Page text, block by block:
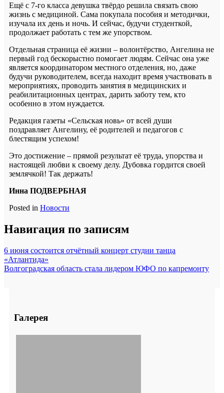
Ещё с 7-го класса девушка твёрдо решила связать свою
жизнь с медициной. Сама покупала пособия и методички,
изучала их день и ночь. И сейчас, будучи студенткой,
продолжает работать с тем же упорством.
Отдельная страница её жизни – волонтёрство, Ангелина не
первый год бескорыстно помогает людям. Сейчас она уже
является координатором местного отделения, но, даже
будучи руководителем, всегда находит время участвовать в
мероприятиях, проводить занятия в медицинских и
реабилитационных центрах, дарить заботу тем, кто
особенно в этом нуждается.
Редакция газеты «Сельская новь» от всей души
поздравляет Ангелину, её родителей и педагогов с
блестящим успехом!
Это достижение – прямой результат её труда, упорства и
настоящей любви к своему делу. Дубовка гордится своей
землячкой! Так держать!
Инна ПОДВЕРБНАЯ
Posted in Новости
Навигация по записям
6 июня состоится отчётный концерт студии танца
«Атлантида»
Волгоградская область стала лидером ЮФО по капремонту
Галерея